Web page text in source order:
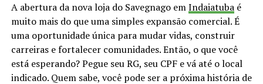
A abertura da nova loja do Savegnago emIndaiatubaé
muito mais do que uma simples expansão comercial. É
uma oportunidade única para mudar vidas, construir
carreiras e fortalecer comunidades. Então, o que você
está esperando? Pegue seu RG, seu CPF e vá até o local
indicado. Quem sabe, você pode ser a próxima história de